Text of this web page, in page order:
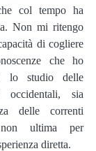
col tempo ha
Non mi ritengo
di cogliere
che ho
lo studio delle
occidentali, sia
delle correnti
ultima per
diretta.